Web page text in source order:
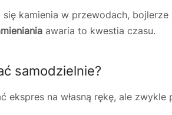
kamienia w przewodach,
awaria to kwestia czasu.
samodzielnie?
ekspres na własną rękę, ale